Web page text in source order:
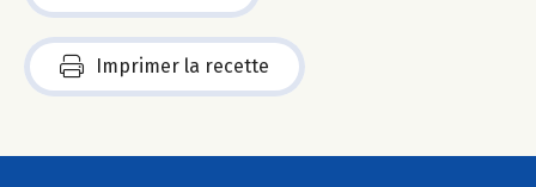
Imprimer la recette